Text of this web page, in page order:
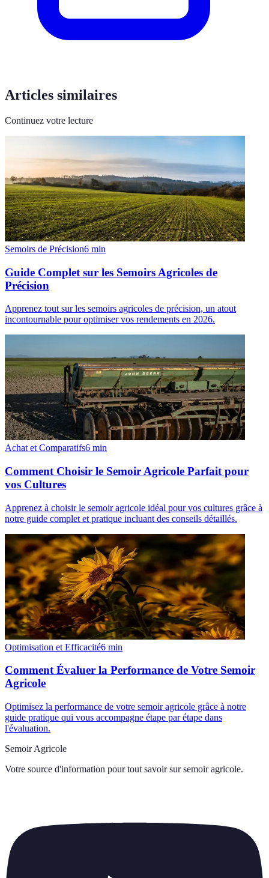
Articles similaires
Continuez votre lecture
Semoirs de Précision6 min
Guide Complet sur les Semoirs Agricoles de
Précision
Apprenez tout sur les semoirs agricoles de précision, un atout
incontournable pour optimiser vos rendements en 2026.
Achat et Comparatifs6 min
Comment Choisir le Semoir Agricole Parfait pour
vos Cultures
Apprenez à choisir le semoir agricole idéal pour vos cultures grâce à
notre guide complet et pratique incluant des conseils détaillés.
Optimisation et Efficacité6 min
Comment Évaluer la Performance de Votre Semoir
Agricole
Optimisez la performance de votre semoir agricole grâce à notre
guide pratique qui vous accompagne étape par étape dans
l'évaluation.
Semoir Agricole
Votre source d'information pour tout savoir sur semoir agricole.